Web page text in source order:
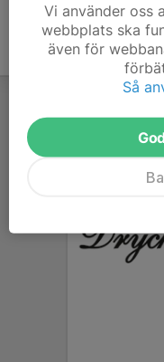
Vi använder oss
webbplats ska
även för
Så